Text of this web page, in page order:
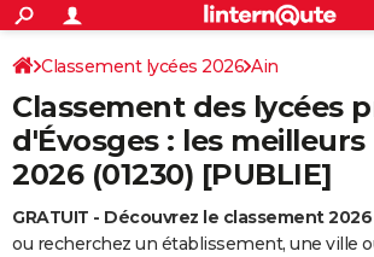
ACTUALITÉS
Politique
Société
Faits Divers
Education
Monde
Villes
+
SPORT
Coupe du monde 2026
Football
Tennis
Cyclisme
Rugby
Forum
CULTURE
Programme TV
TNT
Streaming
Cinéma
Sorties cinéma
Musique
+
FINANCE
Retraite
Impôts
Epargne
Immobilier
Risques naturels par ville
Banque
Assurance
Crédit
AUTO
S'inscrire
Connexion
Classement lycées 2026 Ain
Classement des lycées
d'Évosges : les meilleurs
2026 (01230) [PUBLIE]
GRATUIT - Découvrez le classement
ou recherchez un établissement, une ville